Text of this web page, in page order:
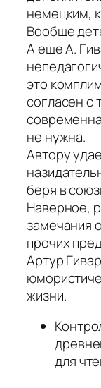
немецким,
Вообще
А еще А.
это
согласен с
не нужна.
Автору
беря в
Наверное,
замечания
прочих
Артур
жизни.
для